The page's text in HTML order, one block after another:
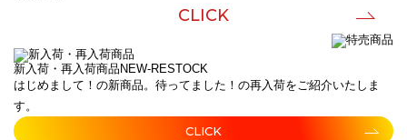
CLICK
新入荷・再入荷商品 NEW-RESTOCK
はじめまして！の新商品。待ってました！の再入荷をご紹介いたしま
す。
CLICK